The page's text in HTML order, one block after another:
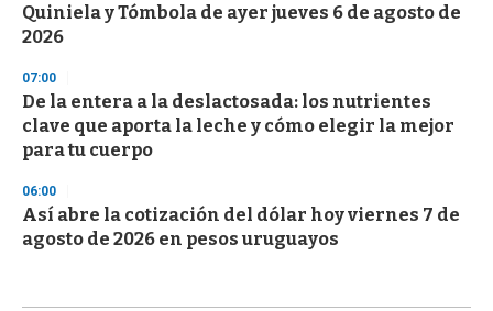
Quiniela y Tómbola de ayer jueves 6 de agosto de
2026
07:00
De la entera a la deslactosada: los nutrientes
clave que aporta la leche y cómo elegir la mejor
para tu cuerpo
06:00
Así abre la cotización del dólar hoy viernes 7 de
agosto de 2026 en pesos uruguayos